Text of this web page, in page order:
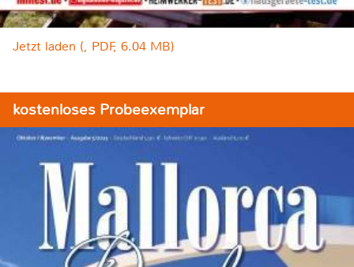
Jetzt laden (, PDF, 6.04 MB)
kostenloses Probeexemplar